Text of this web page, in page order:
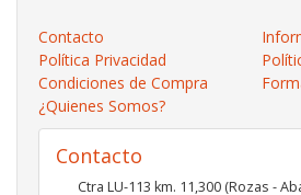
Contacto
Política Privacidad
Condiciones de Compra
¿Quienes Somos?
Contacto
Ctra LU-113 km. 11,300 (Rozas -